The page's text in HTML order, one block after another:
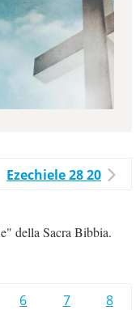
Ezechiele 28 20
della Sacra Bibbia.
6 7
8